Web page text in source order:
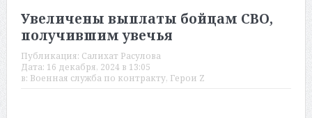
Увеличены выплаты бойцам СВО,
получившим увечья
Публикация: Салихат Расулова
Дата: 16 декабря, 2024 в 13:05
в: Военная служба по контракту, Герои Z